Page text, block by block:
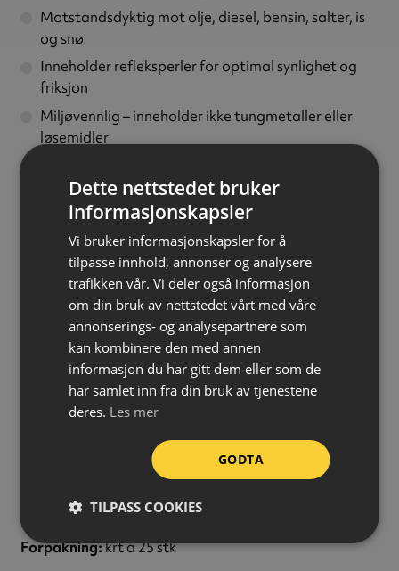
Motstandsdyktig mot olje, diesel, bensin, salter, is
og snø
Inneholder refleksperler for optimal synlighet og
friksjon
Miljøvennlig – inneholder ikke tungmetaller eller
løsemidler
Termoplast egner seg til merking av parkeringsplasser,
veier, fotgjengerfelt, fartshumper, skoler, lekeplasser
Merk at termoplast ikke sitter like godt på behandlet
betong. På lagergulv o.l. anbefales Pervacos
trafikkmaling eller epoxy linjemerking.
NB: Dette er et fraktsensitivt produkt og tillegg på
frakt kan forekomme. Du vil da eventuelt bli
Bredde:
Lengde:
Forpakning:krt á 25 stk
Dette nettstedet bruker
informasjonskapsler
Vi bruker informasjonskapsler for å
tilpasse innhold, annonser og analysere
trafikken vår. Vi deler også informasjon
om din bruk av nettstedet vårt med våre
annonserings- og analysepartnere som
kan kombinere den med annen
informasjon du har gitt dem eller som de
har samlet inn fra din bruk av tjenestene
deres. Les mer
GODTA
TILPASS COOKIES